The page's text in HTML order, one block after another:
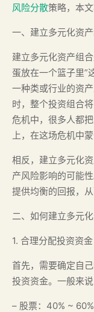
风险分散策略，本
一、建立多元化资
建立多元化资产组
蛋放在一个篮子里”
一种类或行业的资
时，整个投资组合
危机中，很多人都
上，在这场危机中
相反，建立多元化
产风险影响的可能
提供均衡的回报，
二、如何建立多元
1. 合理分配投资资金
首先，需要确定自
投资资金。一般来
– 股票：40% ~ 60%